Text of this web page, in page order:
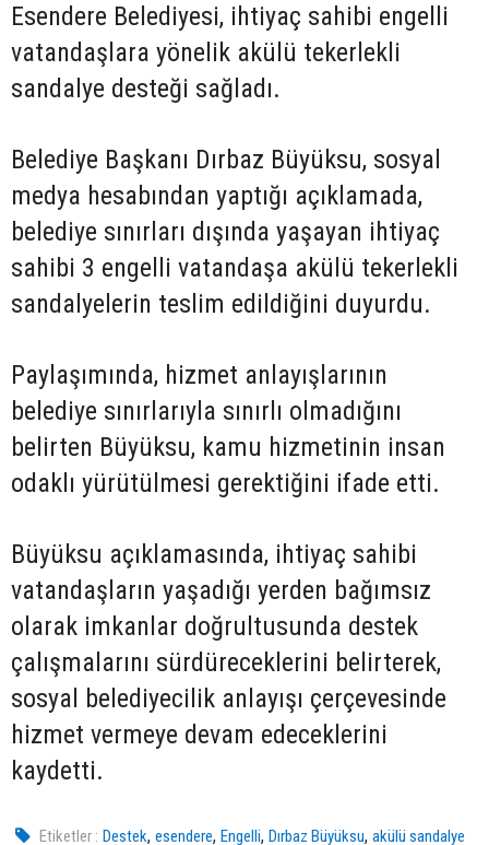
Esendere Belediyesi, ihtiyaç sahibi engelli
vatandaşlara yönelik akülü tekerlekli
sandalye desteği sağladı.
Belediye Başkanı Dırbaz Büyüksu, sosyal
medya hesabından yaptığı açıklamada,
belediye sınırları dışında yaşayan ihtiyaç
sahibi 3 engelli vatandaşa akülü tekerlekli
sandalyelerin teslim edildiğini duyurdu.
Paylaşımında, hizmet anlayışlarının
belediye sınırlarıyla sınırlı olmadığını
belirten Büyüksu, kamu hizmetinin insan
odaklı yürütülmesi gerektiğini ifade etti.
Büyüksu açıklamasında, ihtiyaç sahibi
vatandaşların yaşadığı yerden bağımsız
olarak imkanlar doğrultusunda destek
çalışmalarını sürdüreceklerini belirterek,
sosyal belediyecilik anlayışı çerçevesinde
hizmet vermeye devam edeceklerini
kaydetti.
Etiketler : Destek,esendere,Engelli,Dırbaz Büyüksu,akülü sandalye